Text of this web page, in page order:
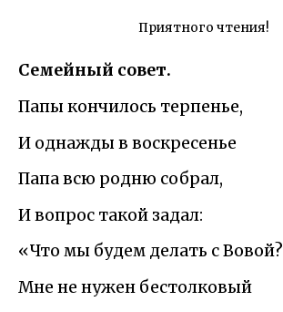
Приятного чтения!
Семейный совет.
Папы кончилось терпенье,
И однажды в воскресенье
Папа всю родню собрал,
И вопрос такой задал:
«Что мы будем делать с Вовой?
Мне не нужен бестолковый